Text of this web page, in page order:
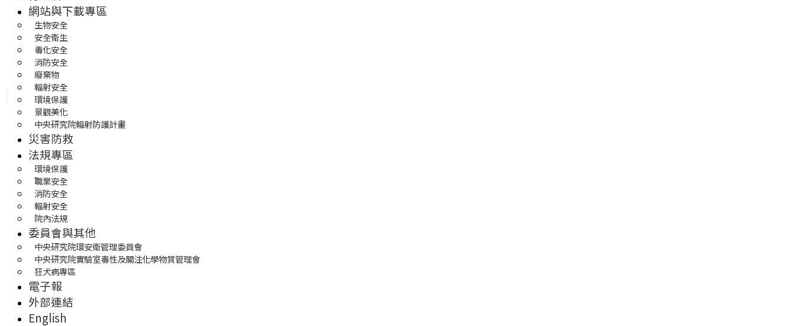
網站與下載專區
生物安全
安全衛生
毒化安全
消防安全
廢棄物
輻射安全
環境保護
景觀美化
中央研究院輻射防護計畫
災害防救
法規專區
環境保護
職業安全
消防安全
輻射安全
院內法規
委員會與其他
中央研究院環安衛管理委員會
中央研究院實驗室毒性及關注化學物質管理會
狂犬病專區
電子報
外部連結
English